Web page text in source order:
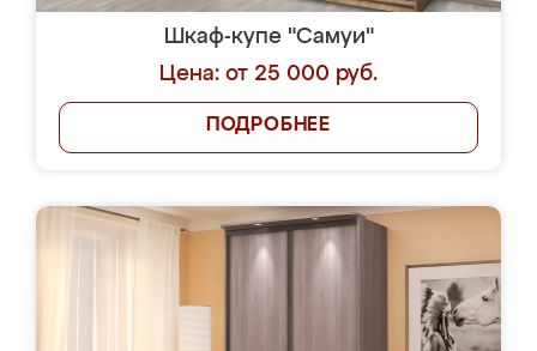
Шкаф-купе "Самуи"
Цена: от 25 000 руб.
ПОДРОБНЕЕ